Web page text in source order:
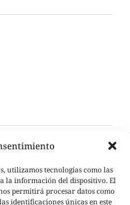
utilizamos tecnologías como las
la información del dispositivo. El
permitirá procesar datos como
identificaciones únicas en este